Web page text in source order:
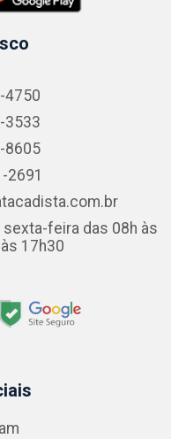
4750
3533
8605
2691
feira das 08h às
17h30